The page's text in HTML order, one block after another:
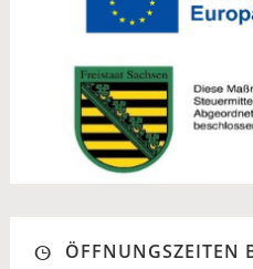
ÖFFNUNGSZEITEN